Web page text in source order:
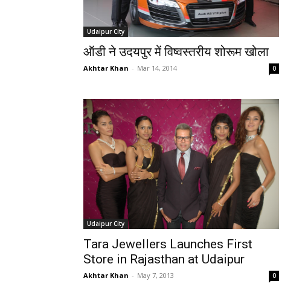
Udaipur City
ऑडी ने उदयपुर में विष्वस्तरीय शोरूम खोला
Akhtar Khan - Mar 14, 2014 0
Udaipur City
Tara Jewellers Launches First
Store in Rajasthan at Udaipur
Akhtar Khan - May 7, 2013 0